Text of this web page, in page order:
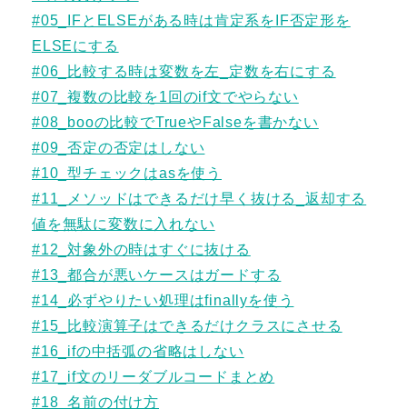
#05_IFとELSEがある時は肯定系をIF否定形を
ELSEにする
#06_比較する時は変数を左_定数を右にする
#07_複数の比較を1回のif文でやらない
#08_booの比較でTrueやFalseを書かない
#09_否定の否定はしない
#10_型チェックはasを使う
#11_メソッドはできるだけ早く抜ける_返却する
値を無駄に変数に入れない
#12_対象外の時はすぐに抜ける
#13_都合が悪いケースはガードする
#14_必ずやりたい処理はfinallyを使う
#15_比較演算子はできるだけクラスにさせる
#16_ifの中括弧の省略はしない
#17_if文のリーダブルコードまとめ
#18_名前の付け方